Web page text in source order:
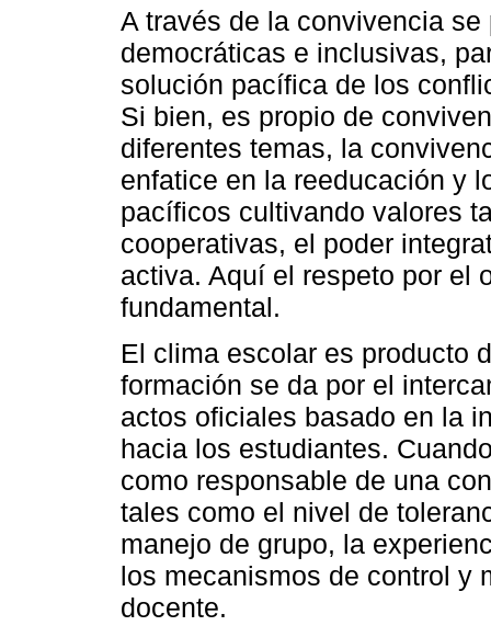
A través de la convivencia
democráticas e inclusivas,
solución pacífica de los
Si bien, es propio de
diferentes temas, la
enfatice en la reeducación y
pacíficos cultivando valores
cooperativas, el poder
activa. Aquí el respeto por el
fundamental.
El clima escolar es producto
formación se da por el
actos oficiales basado en la
hacia los estudiantes.
como responsable de una
tales como el nivel de
manejo de grupo, la
los mecanismos de control y
docente.